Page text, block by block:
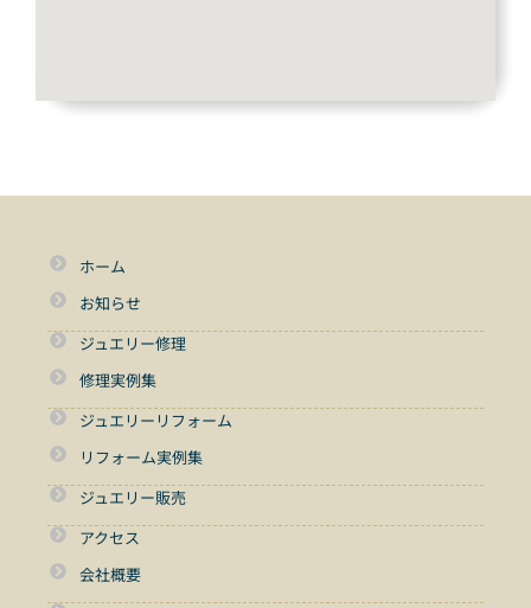
ホーム
お知らせ
ジュエリー修理
修理実例集
ジュエリーリフォーム
リフォーム実例集
ジュエリー販売
アクセス
会社概要